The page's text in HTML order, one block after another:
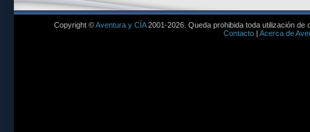
Copyright ©Aventura y CÍA2001-2026. Queda prohibida toda utilización de
Contacto| Acerca de